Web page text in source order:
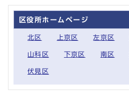
区役所ホームページ
北区 上京区 左京区
山科区 下京区 南区
伏見区